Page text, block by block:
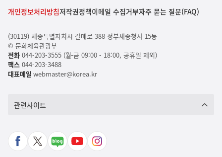
개인정보처리방침저작권정책이메일 수집거부자주 묻는 질문(FAQ)
(30119) 세종특별자치시 갈매로 388 정부세종청사 15동
© 문화체육관광부
전화044-203-3555 (월-금 09:00 - 18:00, 공휴일 제외)
팩스044-203-3488
대표메일 webmaster@korea.kr
관련사이트
페
X
네
유
인